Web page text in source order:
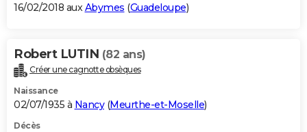
16/02/2018 auxAbymes (Guadeloupe)
Robert LUTIN (82 ans)
Créer une cagnotte obsèques
Naissance
02/07/1935 à Nancy(Meurthe-et-Moselle)
Décès